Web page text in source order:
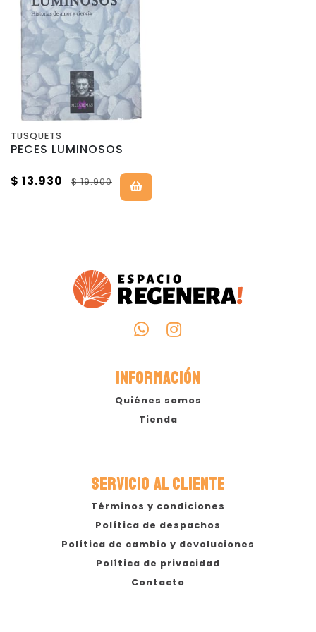
TUSQUETS
PECES LUMINOSOS
$ 13.930
$ 19.900
INFORMACIÓN
Quiénes somos
Tienda
SERVICIO AL CLIENTE
Términos y condiciones
Política de despachos
Política de cambio y devoluciones
Política de privacidad
Contacto